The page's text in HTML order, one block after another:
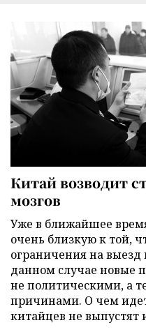
Китай возводит
мозгов
Уже в ближайшее
очень близкую к той,
ограничения на
данном случае новые
не политическими, а
причинами. О чем
китайцев не выпустят